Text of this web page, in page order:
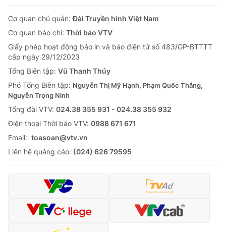
Cơ quan chủ quản:Đài Truyền hình Việt Nam
Cơ quan báo chí: Thời báo VTV
Giấy phép hoạt động báo in và báo điện tử số 483/GP-BTTTT
cấp ngày 29/12/2023
Tổng Biên tập: Vũ Thanh Thủy
Phó Tổng Biên tập: Nguyễn Thị Mỹ Hạnh, Phạm Quốc Thắng,
Nguyễn Trọng Ninh
Tổng đài VTV: 024.38 355 931 - 024.38 355 932
Ðiện thoại Thời báo VTV: 0988 671 671
Email: toasoan@vtv.vn
Liên hệ quảng cáo: (024) 626 79595